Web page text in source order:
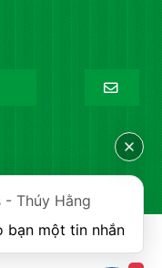
- Thúy Hằng
bạn một tin nhắn